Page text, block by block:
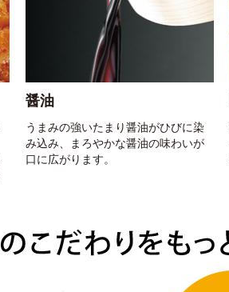
醤油
うまみの強いたまり醤油がひびに染
み込み、まろやかな醤油の味わいが
口に広がります。